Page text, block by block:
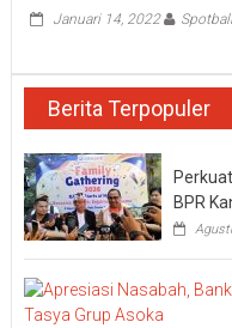
Januari 14, 2022
Berita Terpopuler
BPR